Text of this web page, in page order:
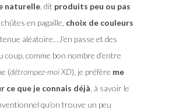
naturelle, dit produits peu ou pas
, chûtes en pagaille, choix de couleurs
, tenue aléatoire…J’en passe et des
coup, comme bon nombre d’entre
(détrompez-moi XD), je préfère me
ce que je connais déjà , à savoir le
qu’on trouve un peu